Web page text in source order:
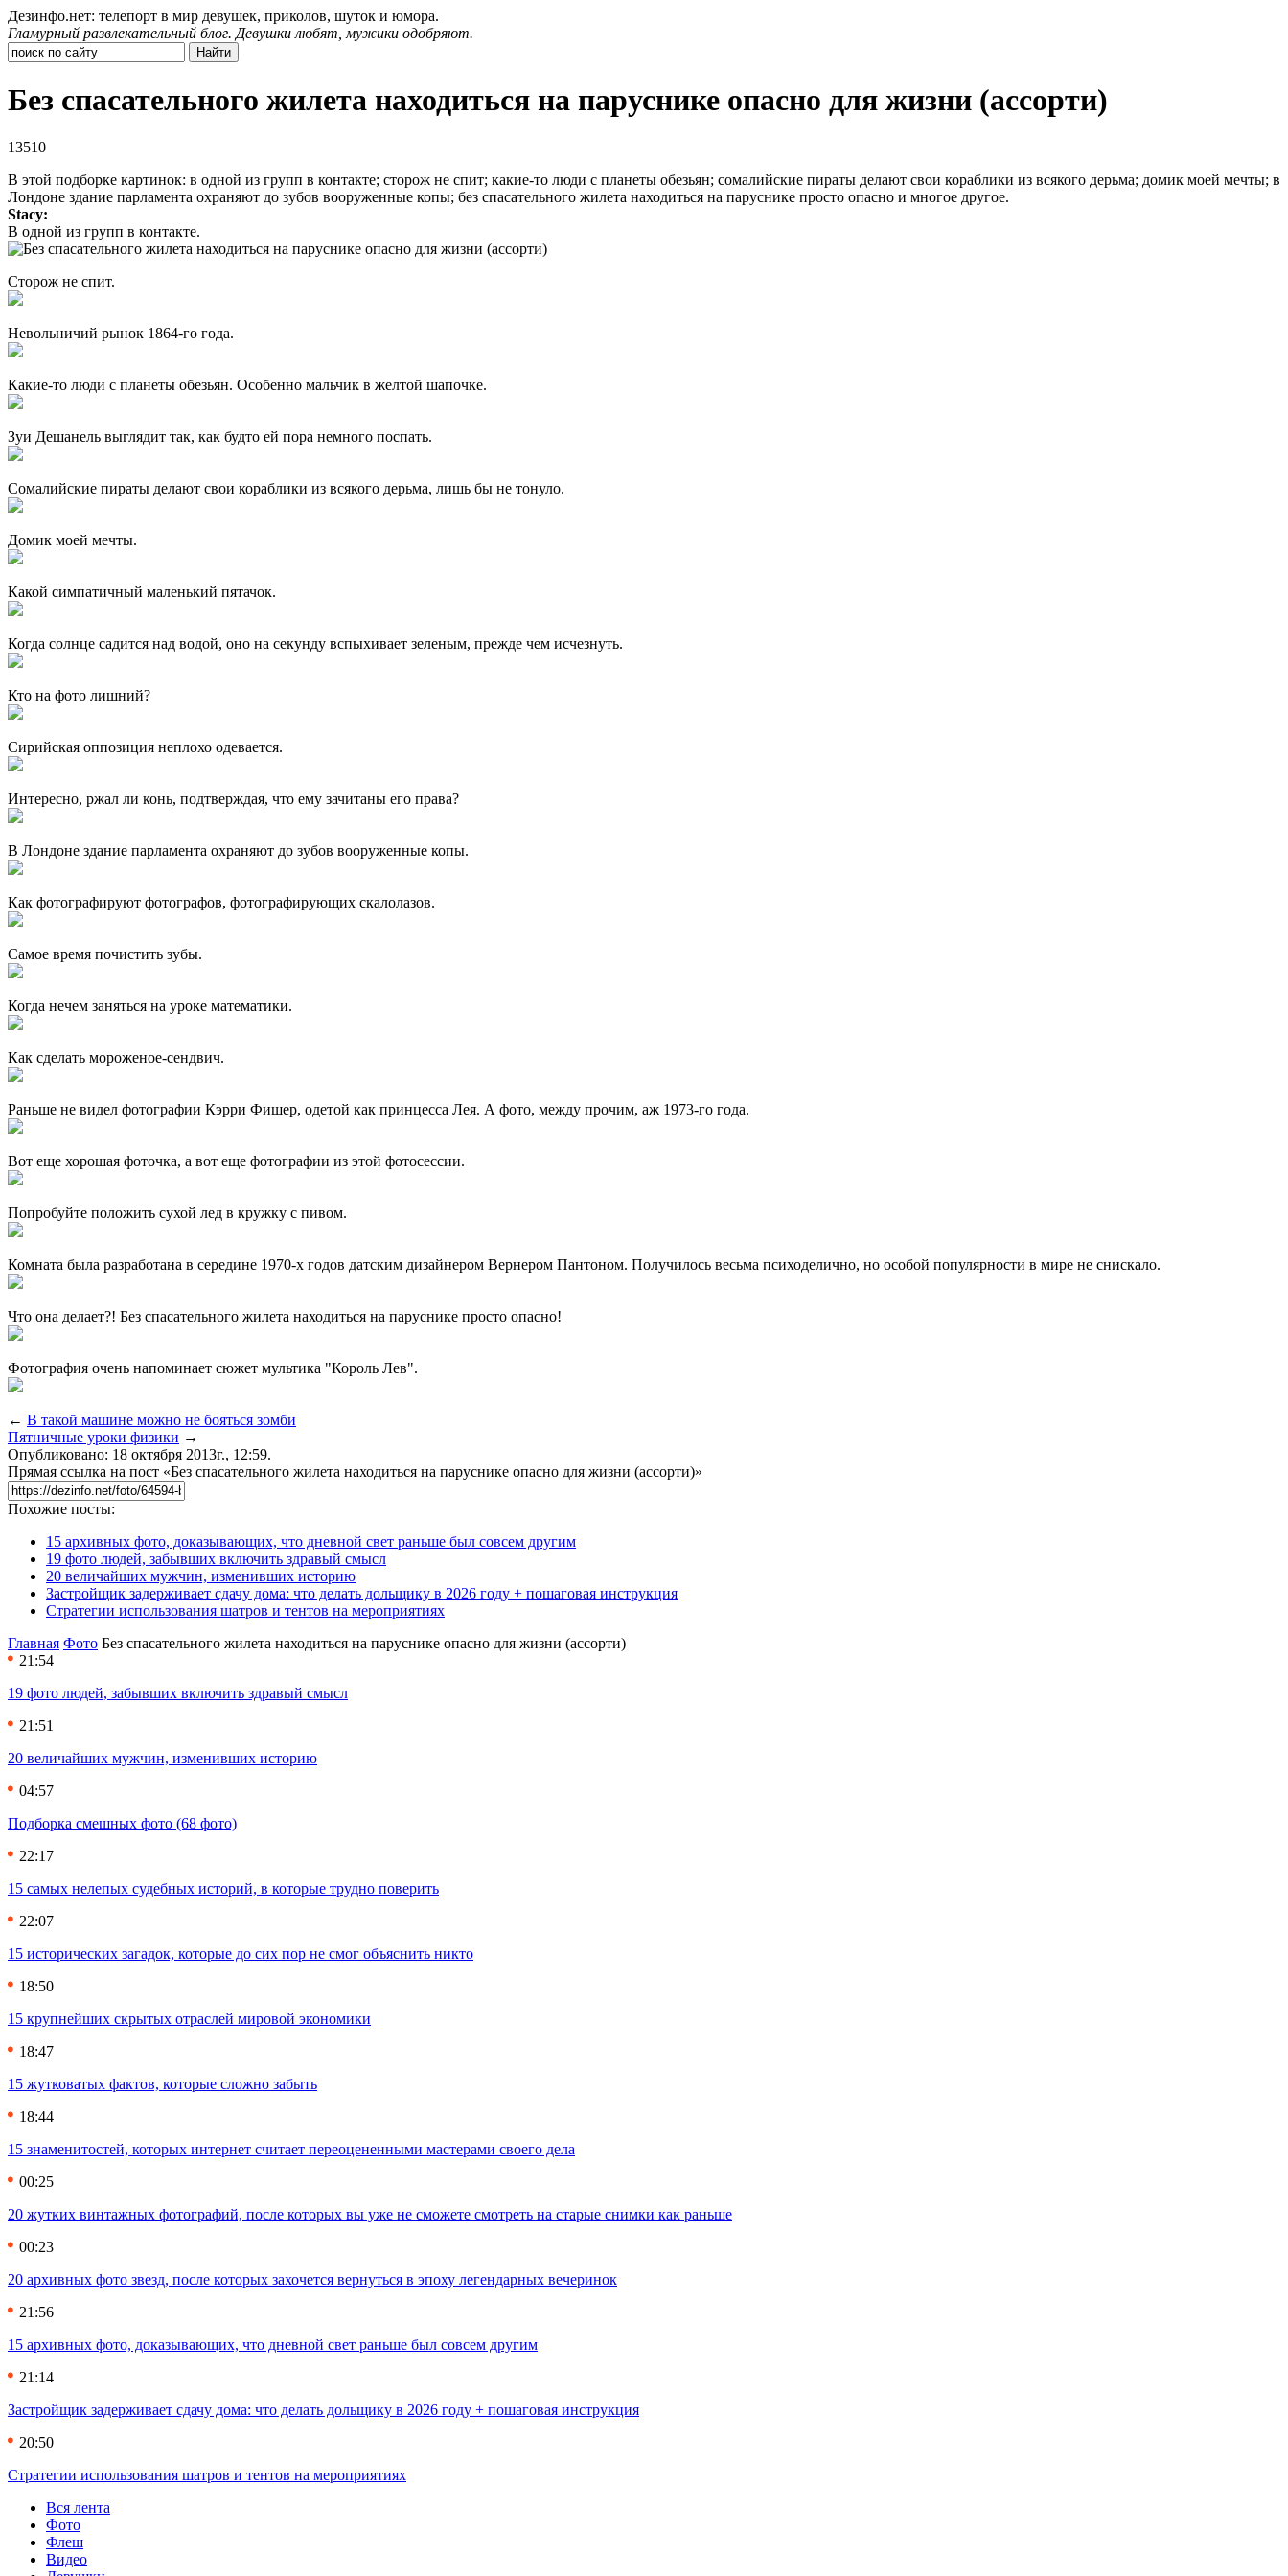
Дезинфо.нет: телепорт в мир девушек, приколов, шуток и юмора.
Гламурный развлекательный блог. Девушки любят, мужики одобряют.
Без спасательного жилета находиться на паруснике опасно для жизни (ассорти)
13510
В этой подборке картинок: в одной из групп в контакте; сторож не спит; какие-то люди с планеты обезьян; сомалийские пираты делают свои кораблики из всякого дерьма; домик моей мечты; в
Лондоне здание парламента охраняют до зубов вооруженные копы; без спасательного жилета находиться на паруснике просто опасно и многое другое.
Stacy:
В одной из групп в контакте.
Сторож не спит.
Невольничий рынок 1864-го года.
Какие-то люди с планеты обезьян. Особенно мальчик в желтой шапочке.
Зуи Дешанель выглядит так, как будто ей пора немного поспать.
Сомалийские пираты делают свои кораблики из всякого дерьма, лишь бы не тонуло.
Домик моей мечты.
Какой симпатичный маленький пятачок.
Когда солнце садится над водой, оно на секунду вспыхивает зеленым, прежде чем исчезнуть.
Кто на фото лишний?
Сирийская оппозиция неплохо одевается.
Интересно, ржал ли конь, подтверждая, что ему зачитаны его права?
В Лондоне здание парламента охраняют до зубов вооруженные копы.
Как фотографируют фотографов, фотографирующих скалолазов.
Самое время почистить зубы.
Когда нечем заняться на уроке математики.
Как сделать мороженое-сендвич.
Раньше не видел фотографии Кэрри Фишер, одетой как принцесса Лея. А фото, между прочим, аж 1973-го года.
Вот еще хорошая фоточка, а вот еще фотографии из этой фотосессии.
Попробуйте положить сухой лед в кружку с пивом.
Комната была разработана в середине 1970-х годов датским дизайнером Вернером Пантоном. Получилось весьма психоделично, но особой популярности в мире не снискало.
Что она делает?! Без спасательного жилета находиться на паруснике просто опасно!
Фотография очень напоминает сюжет мультика "Король Лев".
← В такой машине можно не бояться зомби
Пятничные уроки физики →
Опубликовано: 18 октября 2013г., 12:59.
Прямая ссылка на пост «Без спасательного жилета находиться на паруснике опасно для жизни (ассорти)»
Похожие посты:
15 архивных фото, доказывающих, что дневной свет раньше был совсем другим
19 фото людей, забывших включить здравый смысл
20 величайших мужчин, изменивших историю
Застройщик задерживает сдачу дома: что делать дольщику в 2026 году + пошаговая инструкция
Стратегии использования шатров и тентов на мероприятиях
Главная Фото Без спасательного жилета находиться на паруснике опасно для жизни (ассорти)
21:54
19 фото людей, забывших включить здравый смысл
21:51
20 величайших мужчин, изменивших историю
04:57
Подборка смешных фото (68 фото)
22:17
15 самых нелепых судебных историй, в которые трудно поверить
22:07
15 исторических загадок, которые до сих пор не смог объяснить никто
18:50
15 крупнейших скрытых отраслей мировой экономики
18:47
15 жутковатых фактов, которые сложно забыть
18:44
15 знаменитостей, которых интернет считает переоцененными мастерами своего дела
00:25
20 жутких винтажных фотографий, после которых вы уже не сможете смотреть на старые снимки как раньше
00:23
20 архивных фото звезд, после которых захочется вернуться в эпоху легендарных вечеринок
21:56
15 архивных фото, доказывающих, что дневной свет раньше был совсем другим
21:14
Застройщик задерживает сдачу дома: что делать дольщику в 2026 году + пошаговая инструкция
20:50
Стратегии использования шатров и тентов на мероприятиях
Вся лента
Фото
Флеш
Видео